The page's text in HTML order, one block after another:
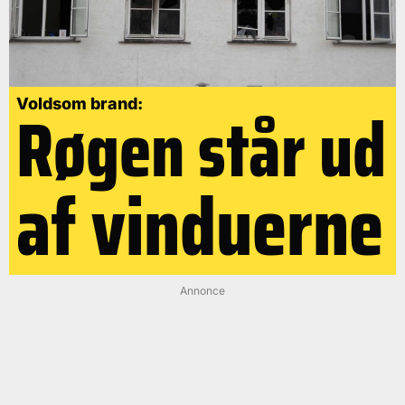
Voldsom brand:
Røgen står ud
af vinduerne
Annonce